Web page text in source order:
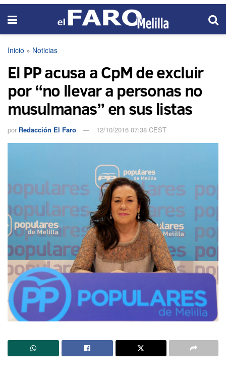
Inicio » Noticias
El PP acusa a CpM de excluir
por “no llevar a personas no
musulmanas” en sus listas
por Redacción El Faro 12/10/2016 07:38 CEST